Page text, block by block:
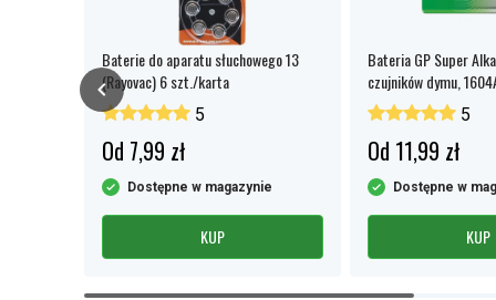
Pasuje do marki:
Typ baterii:
Szerokość:
Wysokość:
Sprawdź, co oznaczają
Baterie do aparatu słuchowego 13
(Rayovac) 6 szt./karta
5
Od 7,99 zł
Dostępne w magazynie
KUP
Bateria GP Super
czujników dymu,
opakowanie 1 szt.
5
Od 11,99 zł
Dostępne w
KUP
Item